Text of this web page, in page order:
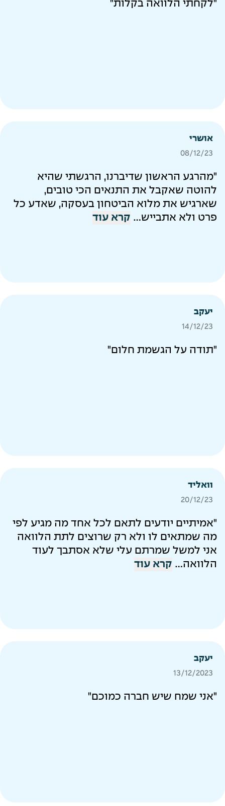
"לקחתי הלוואה בקלות"
אושרי
08/12/23
"מהרגע הראשון שדיברנו, הרגשתי שהיא
להוטה שאקבל את התנאים הכי טובים,
שארגיש את מלוא הביטחון בעסקה, שאדע כל
פרט ולא אתבייש... קרא עוד
יעקב
14/12/23
"תודה על הגשמת חלום"
וואליד
20/12/23
"אמיתיים יודעים לתאם לכל אחד מה מגיע לפי
מה שמתאים לו ולא רק שרוצים לתת הלוואה
אני למשל שמרתם עלי שלא אסתבך לעוד
הלוואה... קרא עוד
יעקב
13/12/2023
"אני שמח שיש חברה כמוכם"